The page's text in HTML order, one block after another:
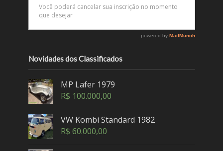
Novidades dos Classificados
MP Lafer 1979
R$ 100.000,00
VW Kombi Standard 1982
R$ 60.000,00